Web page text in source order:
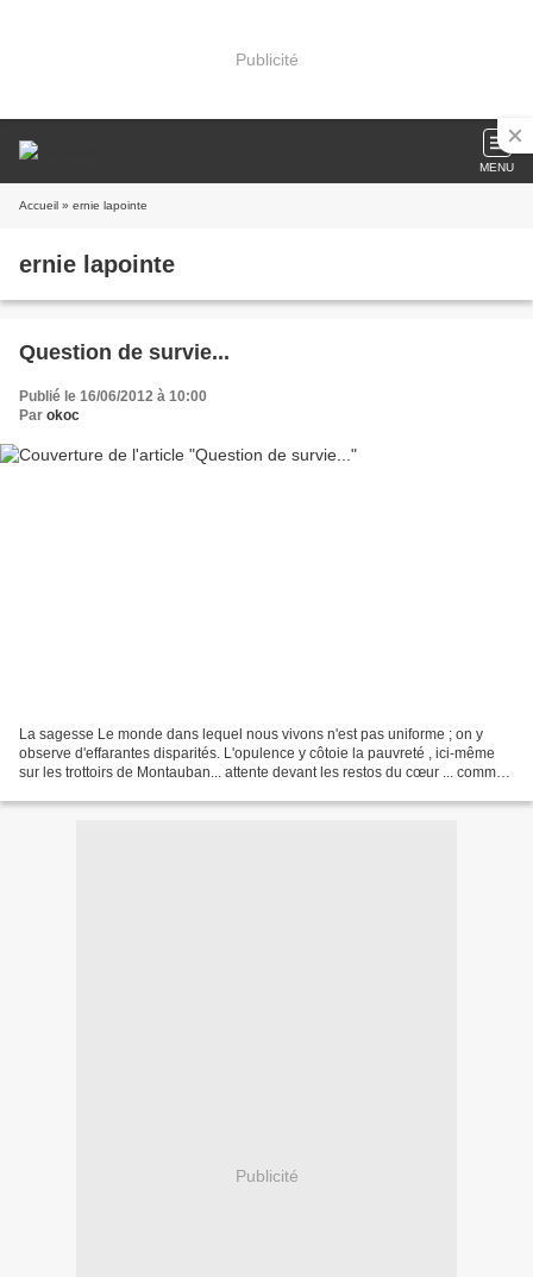
Publicité
MENU
Accueil » ernie lapointe
ernie lapointe
Question de survie...
Publié le 16/06/2012 à 10:00
Par okoc
La sagesse Le monde dans lequel nous vivons n'est pas uniforme ; on y
observe d'effarantes disparités. L'opulence y côtoie la pauvreté , ici-même
sur les trottoirs de Montauban... attente devant les restos du cœur ... comme
Publicité